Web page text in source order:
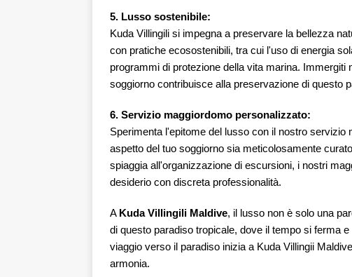
5. Lusso sostenibile:
Kuda Villingili si impegna a preservare la bellezza
con pratiche ecosostenibili, tra cui l'uso di energia
programmi di protezione della vita marina.
soggiorno contribuisce alla preservazione di questo
6. Servizio maggiordomo personalizzato:
Sperimenta l'epitome del lusso con il nostro
aspetto del tuo soggiorno sia meticolosamente
spiaggia all'organizzazione di escursioni, i nostri
desiderio con discreta professionalità.
A Kuda Villingili Maldive, il lusso non è solo una
di questo paradiso tropicale, dove il tempo si ferma
viaggio verso il paradiso inizia a Kuda Villingii
armonia.